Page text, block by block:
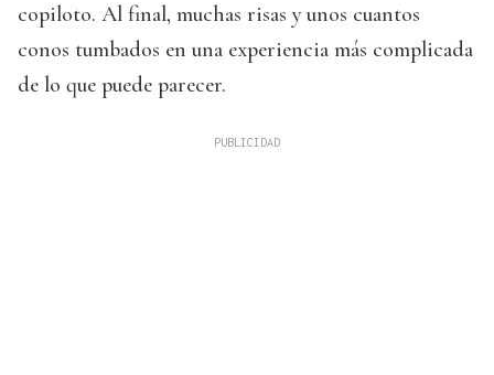
copiloto. Al final, muchas risas y unos cuantos
conos tumbados en una experiencia más complicada
de lo que puede parecer.